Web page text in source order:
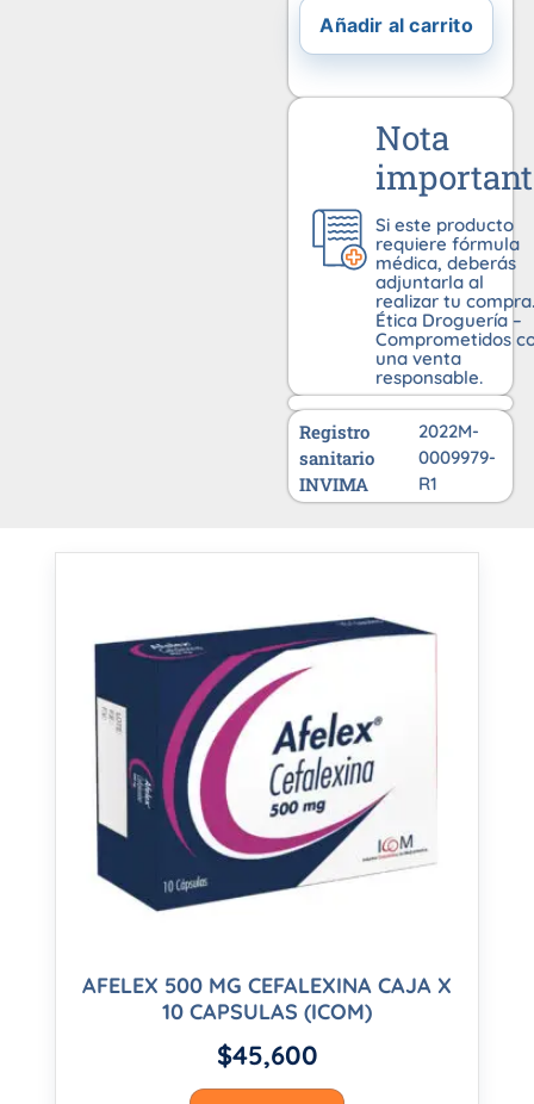
Añadir al carrito
Nota
Si este producto
requiere fórmula
médica, deberás
adjuntarla al
realizar tu compra.
Ética Droguería –
Comprometidos
una venta
responsable.
Registro
sanitario
INVIMA
2022M-
0009979-
R1
AFELEX 500 MG CEFALEXINA CAJA X
10 CAPSULAS (ICOM)
$45,600